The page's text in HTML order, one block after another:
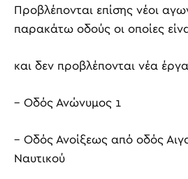
Προβλέπονται επίσης νέοι
παρακάτω οδούς οι οποίες
και δεν προβλέπονται νέα
– Οδός Ανώνυμος 1
– Οδός Ανοίξεως από οδός
Ναυτικού